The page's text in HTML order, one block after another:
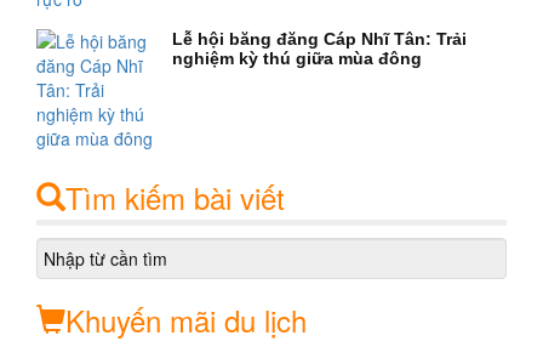
Lễ hội băng đăng Cáp Nhĩ Tân: Trải
nghiệm kỳ thú giữa mùa đông
Tìm kiếm bài viết
Khuyến mãi du lịch